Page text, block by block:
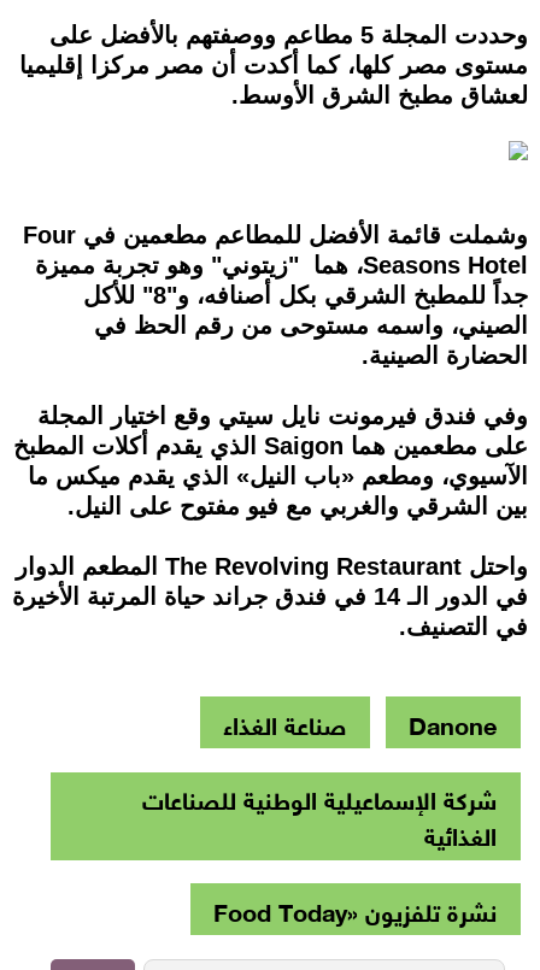
وحددت المجلة 5 مطاعم ووصفتهم بالأفضل على
مستوى مصر كلها، كما أكدت أن مصر مركزا إقليميا
لعشاق مطبخ الشرق الأوسط.
وشملت قائمة الأفضل للمطاعم مطعمين في Four
Seasons Hotel، هما "زيتوني" وهو تجربة مميزة
جداً للمطبخ الشرقي بكل أصنافه، و"8" للأكل
الصيني، واسمه مستوحى من رقم الحظ في
الحضارة الصينية.
وفي فندق فيرمونت نايل سيتي وقع اختيار المجلة
على مطعمين هما Saigon الذي يقدم أكلات المطبخ
الآسيوي، ومطعم «باب النيل» الذي يقدم ميكس ما
بين الشرقي والغربي مع فيو مفتوح على النيل.
واحتل The Revolving Restaurant المطعم الدوار
في الدور الـ 14 في فندق جراند حياة المرتبة الأخيرة
في التصنيف.
Danone
صناعة الغذاء
شركة الإسماعيلية الوطنية للصناعات
الغذائية
نشرة تلفزيون «Food Today